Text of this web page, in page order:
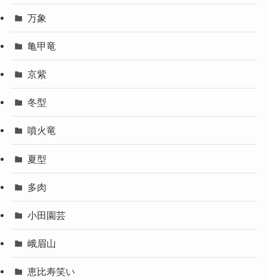
万象
亀甲竜
京紫
冬型
噴火竜
夏型
多肉
小田園芸
峨眉山
恵比寿笑い